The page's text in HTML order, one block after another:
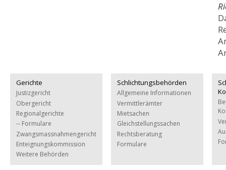
Gerichte
Justizgericht
Obergericht
Regionalgerichte
-- Formulare
Zwangsmassnahmengericht
Enteignungskommission
Weitere Behörden
Schlichtungsbehörden
Allgemeine Informationen
Vermittlerämter
Mietsachen
Gleichstellungssachen
Rechtsberatung
Formulare